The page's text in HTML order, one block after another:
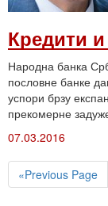
Кредити
Народна банка
пословне банке
успори брзу
прекомерне
07.03.2016
«Previous Page